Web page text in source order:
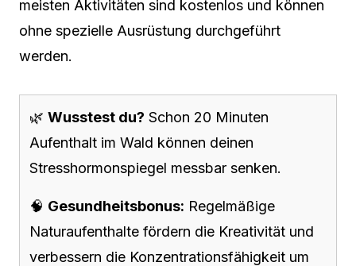
meisten Aktivitäten sind kostenlos und können
ohne spezielle Ausrüstung durchgeführt
werden.
🌿 Wusstest du? Schon 20 Minuten
Aufenthalt im Wald können deinen
Stresshormonspiegel messbar senken.
🧠 Gesundheitsbonus: Regelmäßige
Naturaufenthalte fördern die Kreativität und
verbessern die Konzentrationsfähigkeit um